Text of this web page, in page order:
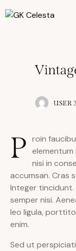
USER
P roin
nisi in
accumsan. Cras
Integer tincidunt.
semper nisi.
leo ligula,
enim.
Sed ut